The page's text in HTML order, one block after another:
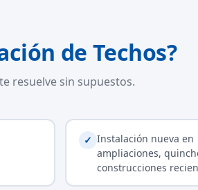
de Techos?
resuelve sin supuestos.
✓ Instalación nueva en
ampliaciones,
construcciones